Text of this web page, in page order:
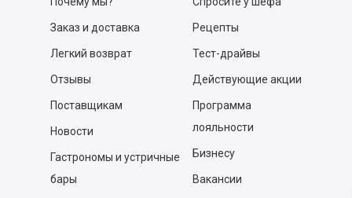
Заказ и доставка
Легкий возврат
Отзывы
Поставщикам
Новости
Гастрономы и устричные
бары
Рецепты
Тест-драйвы
Действующие акции
Программа
лояльности
Бизнесу
Вакансии